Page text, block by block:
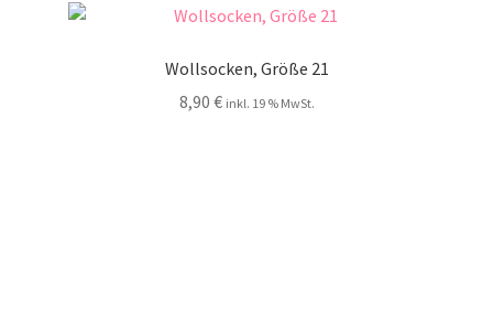
Wollsocken, Größe 21
8,90 € inkl. 19 % MwSt.